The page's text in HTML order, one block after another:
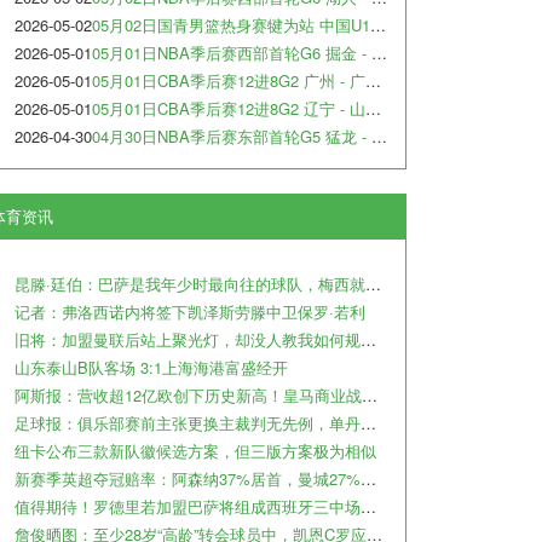
2026-05-0205月02日国青男篮热身赛犍为站 中国U17男篮 - 阿尔法学院 全场录像
2026-05-0105月01日NBA季后赛西部首轮G6 掘金 - 森林狼 全场录像
2026-05-0105月01日CBA季后赛12进8G2 广州 - 广东 全场录像
2026-05-0105月01日CBA季后赛12进8G2 辽宁 - 山东 全场录像
2026-04-3004月30日NBA季后赛东部首轮G5 猛龙 - 骑士 全场录像
育资讯
昆滕·廷伯：巴萨是我年少时最向往的球队，梅西就是我的足球信仰
记者：弗洛西诺内将签下凯泽斯劳滕中卫保罗·若利
旧将：加盟曼联后站上聚光灯，却没人教我如何规避名利带来的陷阱
山东泰山B队客场 3:1上海海港富盛经开
阿斯报：营收超12亿欧创下历史新高！皇马商业战略取得巨大成功
足球报：俱乐部赛前主张更换主裁判无先例，单丹奥吹罚小心翼翼
纽卡公布三款新队徽候选方案，但三版方案极为相似
新赛季英超夺冠赔率：阿森纳37%居首，曼城27%第2，利物浦曼联3-4
值得期待！罗德里若加盟巴萨将组成西班牙三中场，外媒对比哈白布
詹俊晒图：至少28岁“高龄”转会球员中，凯恩C罗应该是最成功的